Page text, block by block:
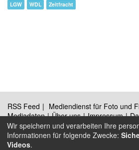
LGW WDL Zeitfracht
RSS Feed
Mediendienst für Foto und
Mediadaten
Über uns Impressum
Kontakt
Wir speichern und verarbeiten Ihre
Informationen für folgende Zwecke:
Videos.